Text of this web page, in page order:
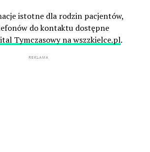
istotne dla rodzin pacjentów,
do kontaktu dostępne
Tymczasowy na wszzkielce.pl.